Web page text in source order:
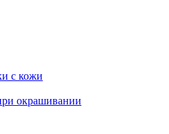
с кожи
окрашивании